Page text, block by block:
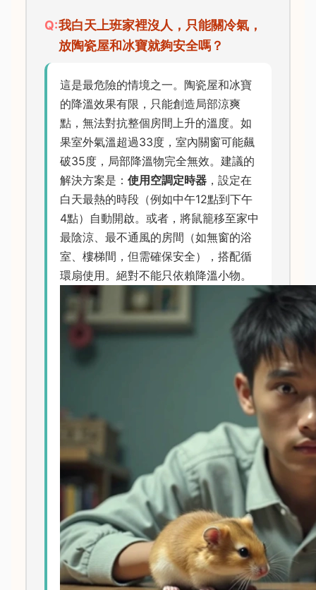
我白天上班家裡沒人，只能關冷氣，
放陶瓷屋和冰寶就夠安全嗎？
這是最危險的情境之一。陶瓷屋和冰寶
的降溫效果有限，只能創造局部涼爽
點，無法對抗整個房間上升的溫度。如
果室外氣溫超過33度，室內關窗可能飆
破35度，局部降溫物完全無效。建議的
解決方案是： 使用空調定時器 ，設定在
白天最熱的時段（例如中午12點到下午
4點）自動開啟。或者，將鼠籠移至家中
最陰涼、最不通風的房間（如無窗的浴
室、樓梯間，但需確保安全），搭配循
環扇使用。絕對不能只依賴降溫小物。